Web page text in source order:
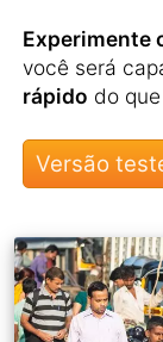
Experimente
você será
rápido do